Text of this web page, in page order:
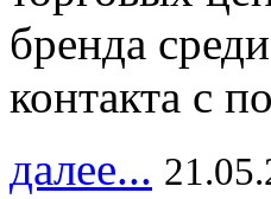
бренда
контакта с
далее...